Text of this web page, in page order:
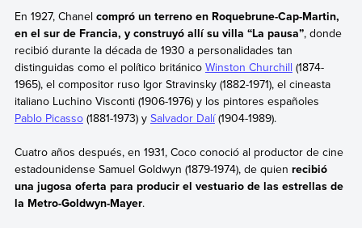
En 1927, Chanel compró un terreno en Roquebrune-Cap-Martin,
en el sur de Francia, y construyó allí su villa “La pausa”, donde
recibió durante la década de 1930 a personalidades tan
distinguidas como el político británico Winston Churchill (1874-
1965), el compositor ruso Igor Stravinsky (1882-1971), el cineasta
italiano Luchino Visconti (1906-1976) y los pintores españoles
Pablo Picasso(1881-1973) y Salvador Dalí(1904-1989).
Cuatro años después, en 1931, Coco conoció al productor de cine
estadounidense Samuel Goldwyn (1879-1974), de quien recibió
una jugosa oferta para producir el vestuario de las estrellas de
la Metro-Goldwyn-Mayer.